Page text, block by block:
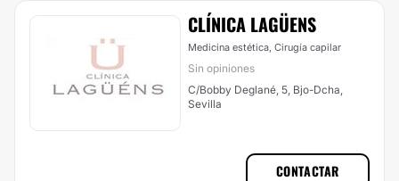
CLÍNICA LAGÜENS
Medicina estética, Cirugía capilar
Sin opiniones
C/Bobby Deglané, 5, Bjo-Dcha,
Sevilla
CONTACTAR